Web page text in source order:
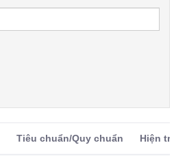
Tiêu chuẩn/Quy chuẩn Hiện